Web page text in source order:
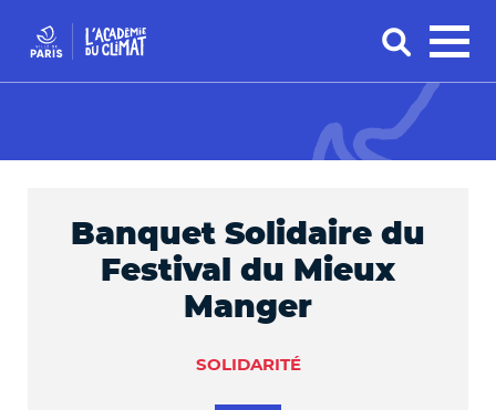
Banquet Solidaire du
Festival du Mieux
Manger
SOLIDARITÉ